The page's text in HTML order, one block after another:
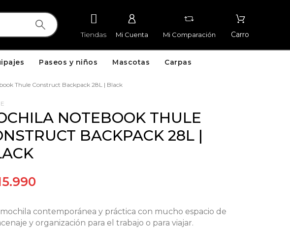
Tiendas Mi Cuenta Mi Comparación Carro
Paseos y niños Mascotas Carpas
Thule Construct Backpack 28L | Black
NOTEBOOK THULE
BACKPACK 28L |
contemporánea y práctica con mucho espacio de
y organización para el trabajo o para viajar.